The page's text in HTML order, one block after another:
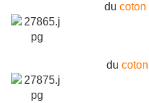
du coton
du